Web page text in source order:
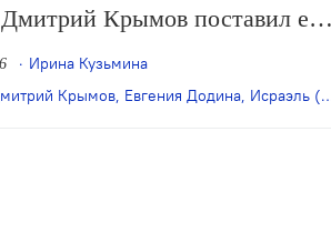
Крымов поставил его
мотивам «Марии Стюарт»
Шиллера и нашей
Ирина Кузьмина
Крымов, Евгения Додина, Исраэль (Саша) Демидов